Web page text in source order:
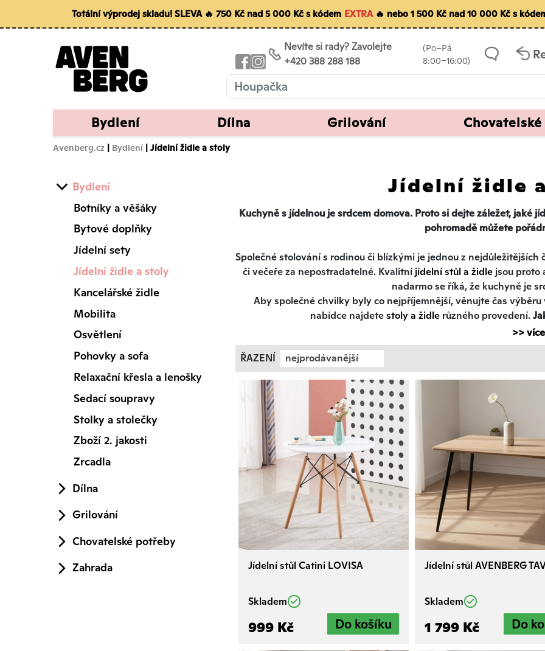
Totální výprodej skladu! SLEVA 🔥 750 Kč nad 5 000 Kč s kódem EXTRA🔥 nebo 1 500 Kč nad 10 000 Kč s
Nevíte si rady? Zavolejte
+420 388 288 188
(Po–Pá
8:00–16:00)
Bydlení Dílna Grilování
Avenberg.cz | Bydlení | Jídelní židle a stoly
Bydlení
Botníky a věšáky
Bytové doplňky
Jídelní sety
Jídelní židle a stoly
Kancelářské židle
Mobilita
Osvětlení
Pohovky a sofa
Relaxační křesla a lenošky
Sedací soupravy
Stolky a stolečky
Zboží 2. jakosti
Zrcadla
Dílna
Grilování
Chovatelské potřeby
Zahrada
Jídelní židle
Kuchyně s jídelnou je srdcem domova. Proto si dejte záležet, jaké
pohromadě můžete
Společné stolování s rodinou či blízkými je jednou z
či večeře za nepostradatelné. Kvalitníjídelní stůl a židle jsou proto
nadarmo se říká, že kuchyně je
Aby společné chvilky byly co nejpříjemnější, věnujte čas
nabídce najdetestoly a židle různého provedení.
Jídelní stoly i židle patří mezi nábytek, který by vám měl
designem, nebo preferujete klasický vzhled, v naší nabídce si
Co je důležité při výběru
Materiál:
Dřevo je tradiční a oblíbený materiál pro jídelní
zahrnuje nábytek z různých druhů dřeva, které dodají vašemu
stoly, které kombinují více materiálů
Velikost:Při výběru stolu zohledněte počet osob v domácnosti a
menší kulaté či čtvercové stoly, zatímco pro větší rodiny a
Funkčnost:Některé stoly nabízejí možnost rozkládání, kterou
Jídelní židle
Stůl už máte vybraný? Na co se ale k němu posadit? Židle by
barvou polstrování. Při výběru vezměte v potaz i
Ať už plánujete intimní večeři či velkou rodinnou oslavu, u jídla je
>> více
ŘAZENÍ
nejprodávanější
Jídelní stůl Catini LOVISA
Skladem
999 Kč
Jídelní stůl AVENBERG
Skladem
1 799 Kč